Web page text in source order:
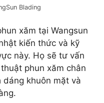
Blading
xăm tại Wangsun
kiến thức và kỹ
này. Họ sẽ tư vấn
phun xăm chân
dáng khuôn mặt và